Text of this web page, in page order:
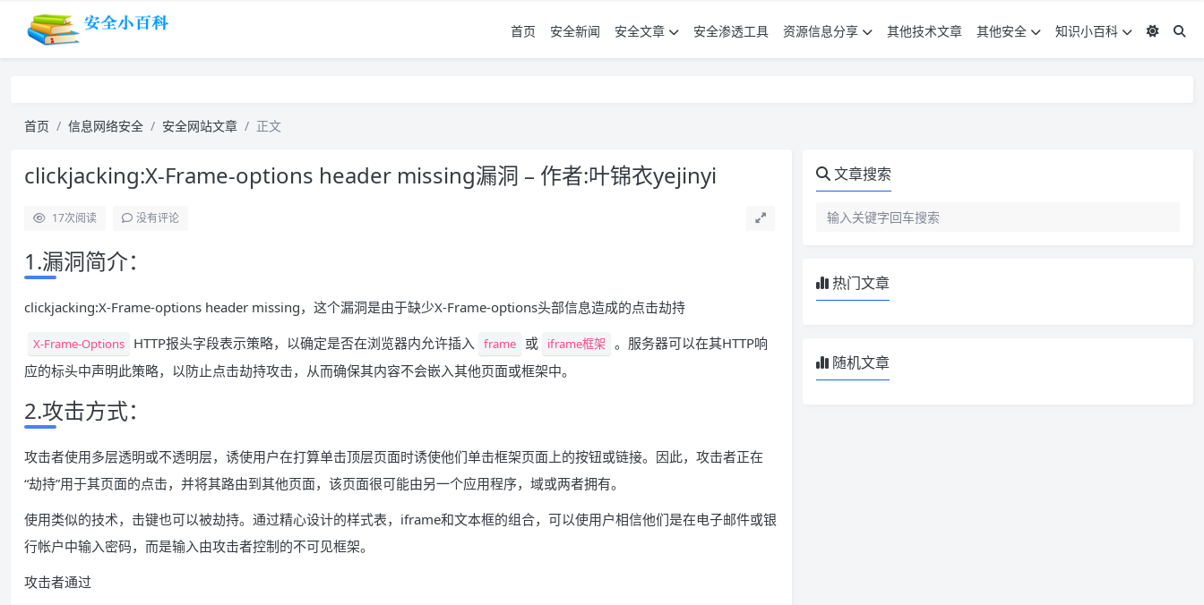
首页 安全新闻 安全文章 安全渗透工具 资源信息分享 其他技术文章 其他安全 知识小百科
首页 信息网络安全 安全网站文章 正文
clickjacking:X-Frame-options header missing漏洞 – 作者:叶锦衣yejinyi
17次阅读 没有评论
1.漏洞简介：
clickjacking:X-Frame-options header missing，这个漏洞是由于缺少X-Frame-options头部信息造成的点击劫持
X-Frame-Options HTTP报头字段表示策略，以确定是否在浏览器内允许插入 frame 或 iframe框架 。服务器可以在其HTTP响
应的标头中声明此策略，以防止点击劫持攻击，从而确保其内容不会嵌入其他页面或框架中。
2.攻击方式：
攻击者使用多层透明或不透明层，诱使用户在打算单击顶层页面时诱使他们单击框架页面上的按钮或链接。因此，攻击者正在
“劫持”用于其页面的点击，并将其路由到其他页面，该页面很可能由另一个应用程序，域或两者拥有。
使用类似的技术，击键也可以被劫持。通过精心设计的样式表，iframe和文本框的组合，可以使用户相信他们是在电子邮件或银
行帐户中输入密码，而是输入由攻击者控制的不可见框架。
攻击者通过
文章搜索
热门文章
随机文章